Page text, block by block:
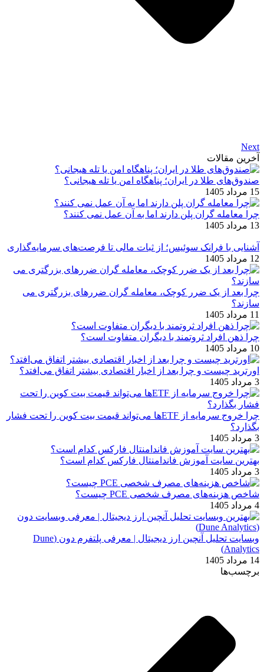
Next
آخرین مقالات
صندوق‌های طلا در ایران؛ پناهگاه امن یا تله هیجانی؟
15 مرداد 1405
چرا معامله ‌گران پلن دارند اما به آن عمل نمی ‌کنند؟
13 مرداد 1405
آشنایی با فرانک سوئیس؛ از ثبات مالی تا فرصت‌های سرمایه‌گذاری
12 مرداد 1405
چرا بعد از یک ضرر کوچک، معامله‌ گران ضررهای بزرگتری می
‌سازند؟
11 مرداد 1405
چرا ذهن افراد ثروتمند با دیگران متفاوت است؟
10 مرداد 1405
اورترید چیست و چرا بعد از اخبار اقتصادی بیشتر اتفاق می‌افتد؟
3 مرداد 1405
چرا خروج سرمایه از ETFها می‌تواند قیمت بیت‌ کوین را تحت فشار
بگذارد؟
3 مرداد 1405
بهترین سایت آموزش فاندامنتال فارکس کدام است؟
3 مرداد 1405
شاخص هزینه‌های مصرف شخصی PCE چیست؟
4 مرداد 1405
وبسایت تحلیل آنچین ارز دیجیتال | معرفی پلتفرم دون (Dune
Analytics)
14 مرداد 1405
برچسب‌ها